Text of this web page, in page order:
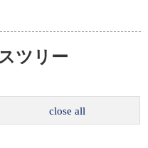
ツリー
close all